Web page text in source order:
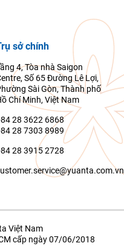
sở chính
4, Tòa nhà Saigon
Số 65 Đường Lê Lợi,
Sài Gòn, Thành phố
Chí Minh, Việt Nam
28 3622 6868
28 7303 8989
28 3915 2728
Việt Nam
cấp ngày 07/06/2018